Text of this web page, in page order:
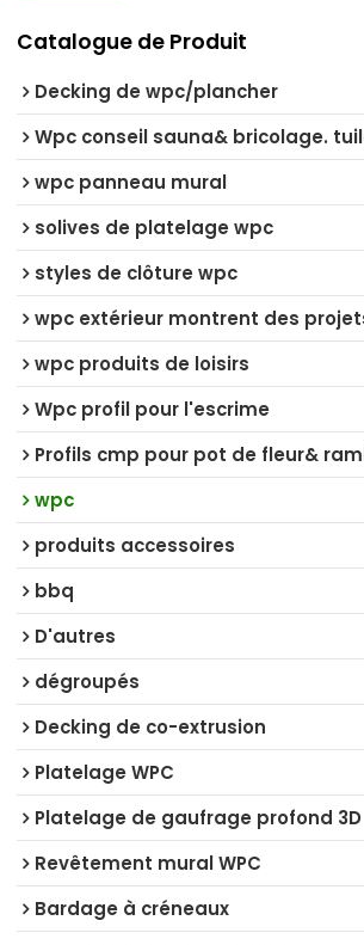
Catalogue de Produit
Decking de wpc/plancher
Wpc conseil sauna& bricolage.
wpc panneau mural
solives de platelage wpc
styles de clôture wpc
wpc extérieur montrent des
wpc produits de loisirs
Wpc profil pour l'escrime
Profils cmp pour pot de fleur&
wpc
produits accessoires
bbq
D'autres
dégroupés
Decking de co-extrusion
Platelage WPC
Platelage de gaufrage profond 3D
Revêtement mural WPC
Bardage à créneaux